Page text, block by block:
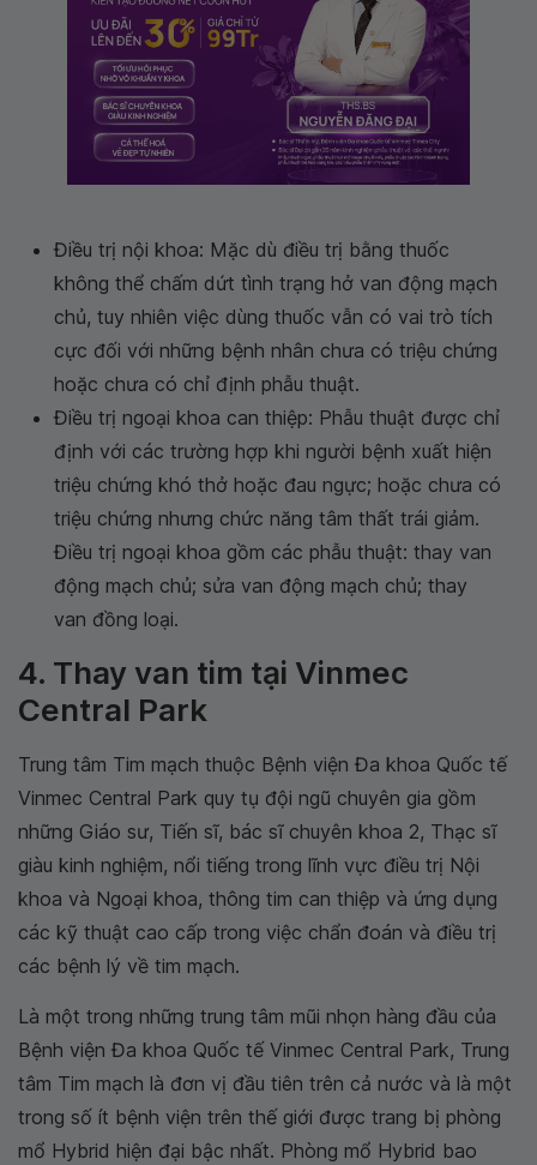
Điều trị nội khoa: Mặc dù điều trị bằng thuốc
không thể chấm dứt tình trạng hở van động mạch
chủ, tuy nhiên việc dùng thuốc vẫn có vai trò tích
cực đối với những bệnh nhân chưa có triệu chứng
hoặc chưa có chỉ định phẫu thuật.
Điều trị ngoại khoa can thiệp: Phẫu thuật được chỉ
định với các trường hợp khi người bệnh xuất hiện
triệu chứng khó thở hoặc đau ngực; hoặc chưa có
triệu chứng nhưng chức năng tâm thất trái giảm.
Điều trị ngoại khoa gồm các phẫu thuật: thay van
động mạch chủ; sửa van động mạch chủ; thay
van đồng loại.
4. Thay van tim tại Vinmec
Central Park
Trung tâm Tim mạch thuộc Bệnh viện Đa khoa Quốc tế
Vinmec Central Park quy tụ đội ngũ chuyên gia gồm
những Giáo sư, Tiến sĩ, bác sĩ chuyên khoa 2, Thạc sĩ
giàu kinh nghiệm, nổi tiếng trong lĩnh vực điều trị Nội
khoa và Ngoại khoa, thông tim can thiệp và ứng dụng
các kỹ thuật cao cấp trong việc chẩn đoán và điều trị
các bệnh lý về tim mạch.
Là một trong những trung tâm mũi nhọn hàng đầu của
Bệnh viện Đa khoa Quốc tế Vinmec Central Park, Trung
tâm Tim mạch là đơn vị đầu tiên trên cả nước và là một
trong số ít bệnh viện trên thế giới được trang bị phòng
mổ Hybrid hiện đại bậc nhất. Phòng mổ Hybrid bao